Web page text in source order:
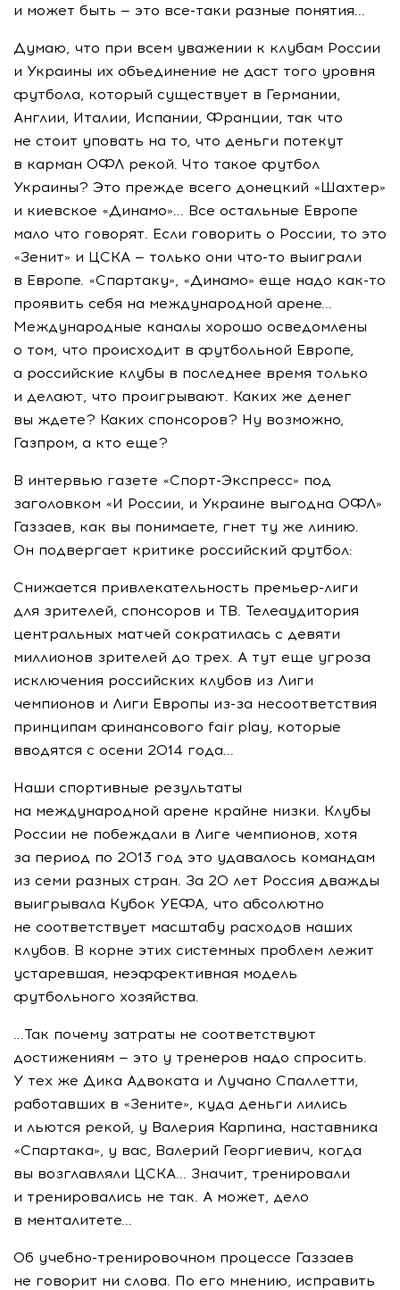
и может быть — это все-таки разные понятия...
Думаю, что при всем уважении к клубам России
и Украины их объединение не даст того уровня
футбола, который существует в Германии,
Англии, Италии, Испании, Франции, так что
не стоит уповать на то, что деньги потекут
в карман ОФЛ рекой. Что такое футбол
Украины? Это прежде всего донецкий «Шахтер»
и киевское «Динамо»... Все остальные Европе
мало что говорят. Если говорить о России, то это
«Зенит» и ЦСКА — только они что-то выиграли
в Европе. «Спартаку», «Динамо» еще надо как-то
проявить себя на международной арене...
Международные каналы хорошо осведомлены
о том, что происходит в футбольной Европе,
а российские клубы в последнее время только
и делают, что проигрывают. Каких же денег
вы ждете? Каких спонсоров? Ну возможно,
Газпром, а кто еще?
В интервью газете «Спорт-Экспресс» под
заголовком «И России, и Украине выгодна ОФЛ»
Газзаев, как вы понимаете, гнет ту же линию.
Он подвергает критике российский футбол:
Снижается привлекательность премьер-лиги
для зрителей, спонсоров и ТВ. Телеаудитория
центральных матчей сократилась с девяти
миллионов зрителей до трех. А тут еще угроза
исключения российских клубов из Лиги
чемпионов и Лиги Европы из-за несоответствия
принципам финансового fair play, которые
вводятся с осени 2014 года...
Наши спортивные результаты
на международной арене крайне низки. Клубы
России не побеждали в Лиге чемпионов, хотя
за период по 2013 год это удавалось командам
из семи разных стран. За 20 лет Россия дважды
выигрывала Кубок УЕФА, что абсолютно
не соответствует масштабу расходов наших
клубов. В корне этих системных проблем лежит
устаревшая, неэффективная модель
футбольного хозяйства.
...Так почему затраты не соответствуют
достижениям — это у тренеров надо спросить.
У тех же Дика Адвоката и Лучано Спаллетти,
работавших в «Зените», куда деньги лились
и льются рекой, у Валерия Карпина, наставника
«Спартака», у вас, Валерий Георгиевич, когда
вы возглавляли ЦСКА... Значит, тренировали
и тренировались не так. А может, дело
в менталитете...
Об учебно-тренировочном процессе Газзаев
не говорит ни слова. По его мнению, исправить